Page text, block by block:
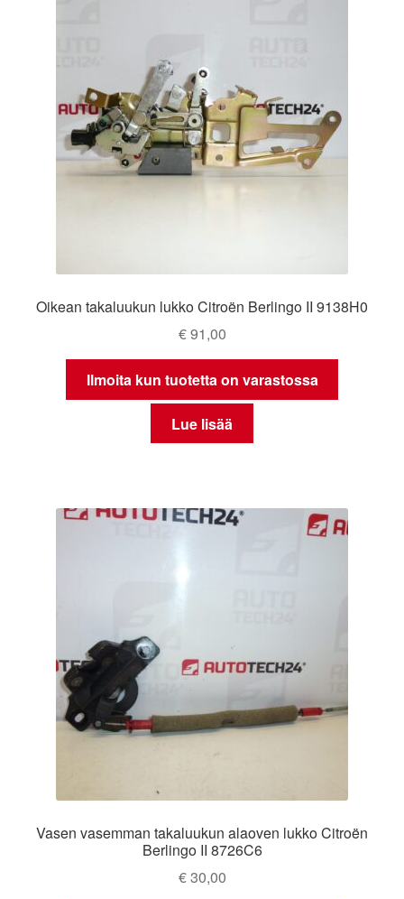
Oikean takaluukun lukko Citroën Berlingo II 9138H0
€91,00
Ilmoita kun tuotetta on varastossa
Lue lisää
Vasen vasemman takaluukun alaoven lukko Citroën
Berlingo II 8726C6
€30,00